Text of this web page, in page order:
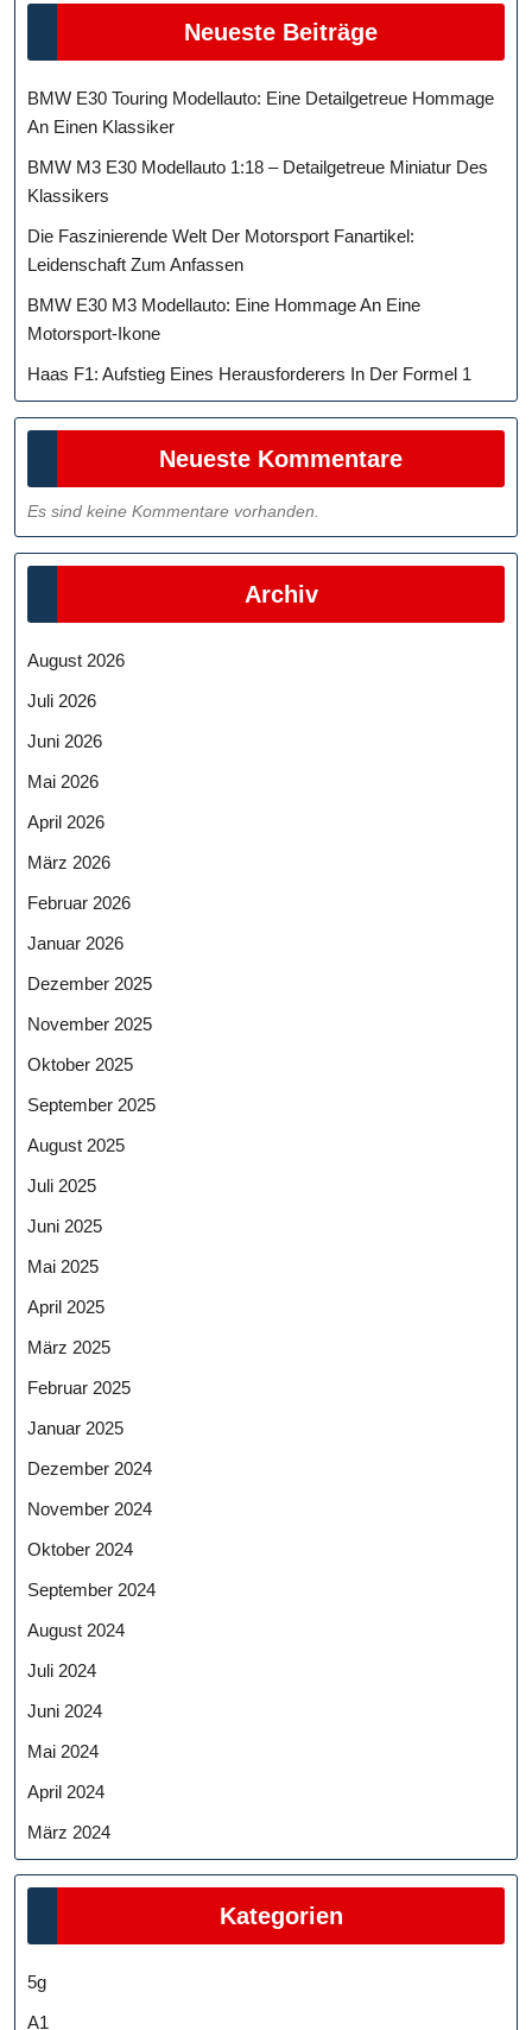
Neueste Beiträge
BMW E30 Touring Modellauto: Eine Detailgetreue Hommage
An Einen Klassiker
BMW M3 E30 Modellauto 1:18 – Detailgetreue Miniatur Des
Klassikers
Die Faszinierende Welt Der Motorsport Fanartikel:
Leidenschaft Zum Anfassen
BMW E30 M3 Modellauto: Eine Hommage An Eine
Motorsport-Ikone
Haas F1: Aufstieg Eines Herausforderers In Der Formel 1
Neueste Kommentare
Es sind keine Kommentare vorhanden.
Archiv
August 2026
Juli 2026
Juni 2026
Mai 2026
April 2026
März 2026
Februar 2026
Januar 2026
Dezember 2025
November 2025
Oktober 2025
September 2025
August 2025
Juli 2025
Juni 2025
Mai 2025
April 2025
März 2025
Februar 2025
Januar 2025
Dezember 2024
November 2024
Oktober 2024
September 2024
August 2024
Juli 2024
Juni 2024
Mai 2024
April 2024
März 2024
Kategorien
5g
A1